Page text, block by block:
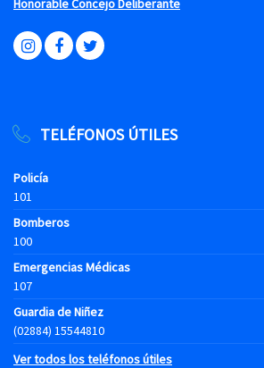
Honorable Concejo Deliberante
TELÉFONOS ÚTILES
Policía
101
Bomberos
100
Emergencias Médicas
107
Guardia de Niñez
(02884) 15544810
Ver todos los teléfonos útiles